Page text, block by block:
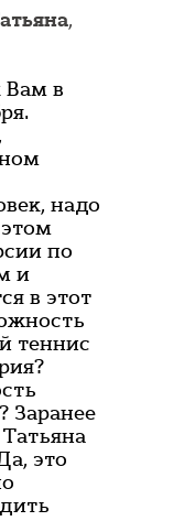
,
Вам в
надо
по
и
в этот
теннис
Заранее
это